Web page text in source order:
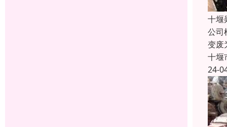
十堰
公司
变废
十堰
24-